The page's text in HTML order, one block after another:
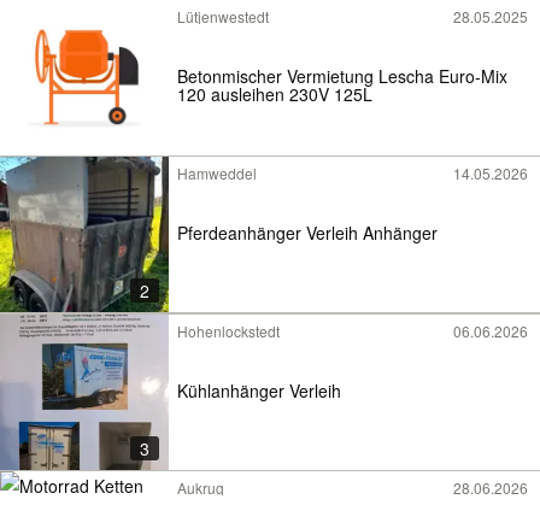
Lütjenwestedt 28.05.2025
Betonmischer Vermietung Lescha Euro-Mix
120 ausleihen 230V 125L
2
Hamweddel 14.05.2026
Pferdeanhänger Verleih Anhänger
3
Hohenlockstedt 06.06.2026
Kühlanhänger Verleih
Aukrug 28.06.2026